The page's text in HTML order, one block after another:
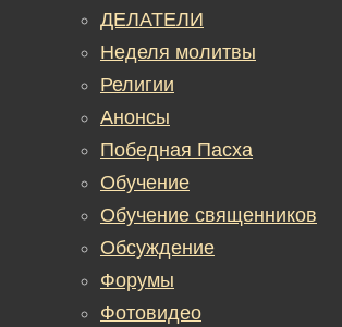
ДЕЛАТЕЛИ
Неделя молитвы
Религии
Анонсы
Победная Пасха
Обучение
Обучение священников
Обсуждение
Форумы
Фотовидео